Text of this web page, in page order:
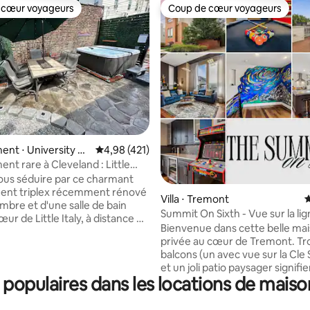
base de 514 commentaires : 4,88 sur 5
cœur voyageurs
voyageurs
⋅ University Ci
Évaluation moyenne sur la base de 421
4,98 (421)
rare à Cleveland : Little
sauna et jacuzzi !
séduire par ce charmant
triplex récemment rénové
et d'une salle de bain
de Little Italy, à distance de
est équipé d'une cuisine
d'une télévision
Coup de cœur voyageurs
Coup de cœur voyageurs
Villa ⋅ Tremont
Summit On Sixth - Vue sur la
d'horizon depuis le toit-
Bienvenue dans cette belle
privée au cœur de Tremont.
balcons (un avec vue sur la Cle
et un joli patio paysager
l'espace extérieur est aussi
que l'intérieur. Il dispose de 4
dans les locations de